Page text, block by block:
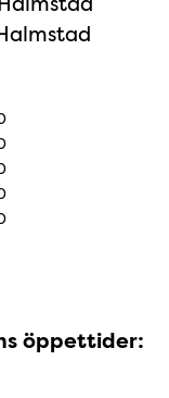
öppettider: